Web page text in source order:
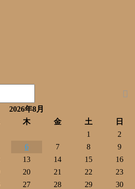
2026年8月
木 金 土
日
1
2
6 7 8
9
13 14 15
16
20 21 22
23
27 28 29
30